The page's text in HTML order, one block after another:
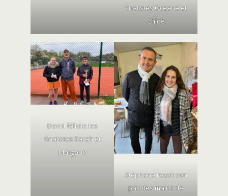
finalistes Océane et
Chloé
David félicite les
finalistes Sarah et
Margaux
Stéphane reçoit son
prix des mains de